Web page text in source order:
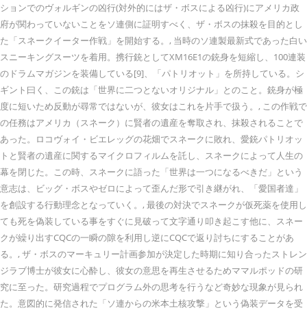
ションでのヴォルギンの凶行(対外的にはザ・ボスによる凶行)にアメリカ政
府が関わっていないことをソ連側に証明すべく、ザ・ボスの抹殺を目的とし
た「スネークイーター作戦」を開始する。, 当時のソ連製最新式であった白い
スニーキングスーツを着用。携行銃としてXM16E1の銃身を短縮し、100連装
のドラムマガジンを装備している[9]、「パトリオット」を所持している。シ
ギント曰く、この銃は「世界に二つとないオリジナル」とのこと。銃身が極
度に短いため反動が尋常ではないが、彼女はこれを片手で扱う。, この作戦で
の任務はアメリカ（スネーク）に賢者の遺産を奪取され、抹殺されることで
あった。ロコヴォイ・ビエレッグの花畑でスネークに敗れ、愛銃パトリオッ
トと賢者の遺産に関するマイクロフィルムを託し、スネークによって人生の
幕を閉じた。この時、スネークに語った「世界は一つになるべきだ」という
意志は、ビッグ・ボスやゼロによって歪んだ形で引き継がれ、「愛国者達」
を創設する行動理念となっていく。, 最後の対決でスネークが仮死薬を使用し
ても死を偽装している事をすぐに見破って文字通り叩き起こす他に、スネー
クが繰り出すCQCの一瞬の隙を利用し逆にCQCで返り討ちにすることがあ
る。, ザ・ボスのマーキュリー計画参加が決定した時期に知り合ったストレン
ジラブ博士が彼女に心酔し、彼女の意思を再生させるためママルポッドの研
究に至った。研究過程でプログラム外の思考を行うなど奇妙な現象が見られ
た。意図的に発信された「ソ連からの米本土核攻撃」という偽装データを受